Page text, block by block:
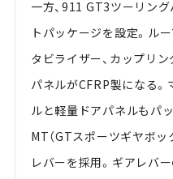
一方、911 GT3ツーリン
トパッケージを設定。ル
タビライザー、カップリ
パネルがCFRP製になる
ルと軽量ドアパネルもパ
MT（GTスポーツギヤボ
レバーを採用。ギアレバ